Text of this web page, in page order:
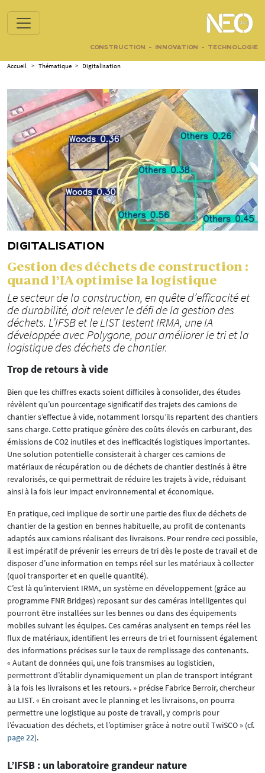
CONSTRUCTION - INNOVATION - TECHNOLOGIE
Accueil > Thématique > Digitalisation
DIGITALISATION
Gestion des déchets de construction :
quand l’IA optimise la logistique
Le secteur de la construction, en quête d’efficacité et
de durabilité, doit relever le défi de la gestion des
déchets. L’IFSB et le LIST testent IRMA, une IA
développée avec Polygone, pour améliorer le tri et la
logistique des déchets de chantier.
Trop de retours à vide
Bien que les chiffres exacts soient difficiles à consolider, des études
révèlent qu’un pourcentage significatif des trajets des camions de
chantier s’effectue à vide, notamment lorsqu’ils repartent des chantiers
sans charge. Cette pratique génère des coûts élevés en carburant, des
émissions de CO2 inutiles et des inefficacités logistiques importantes.
Une solution potentielle consisterait à charger ces camions de
matériaux de récupération ou de déchets de chantier destinés à être
revalorisés, ce qui permettrait de réduire les trajets à vide, réduisant
ainsi à la fois leur impact environnemental et économique.
En pratique, ceci implique de sortir une partie des flux de déchets de
chantier de la gestion en bennes habituelle, au profit de contenants
adaptés aux camions réalisant des livraisons. Pour rendre ceci possible,
il est impératif de prévenir les erreurs de tri dès le poste de travail et de
disposer d’une information en temps réel sur les matériaux à collecter
(quoi transporter et en quelle quantité).
C’est là qu’intervient IRMA, un système en développement (grâce au
programme FNR Bridges) reposant sur des caméras intelligentes qui
pourront être installées sur les bennes ou dans des équipements
mobiles suivant les équipes. Ces caméras analysent en temps réel les
flux de matériaux, identifient les erreurs de tri et fournissent également
des informations précises sur le taux de remplissage des contenants.
« Autant de données qui, une fois transmises au logisticien,
permettront d’établir dynamiquement un plan de transport intégrant
à la fois les livraisons et les retours. » précise Fabrice Berroir, chercheur
au LIST. « En croisant avec le planning et les livraisons, on pourra
permettre une logistique au poste de travail, y compris pour
l’évacuation des déchets, et l’optimiser grâce à notre outil TwiSCO » (cf.
page 22).
L’IFSB : un laboratoire grandeur nature